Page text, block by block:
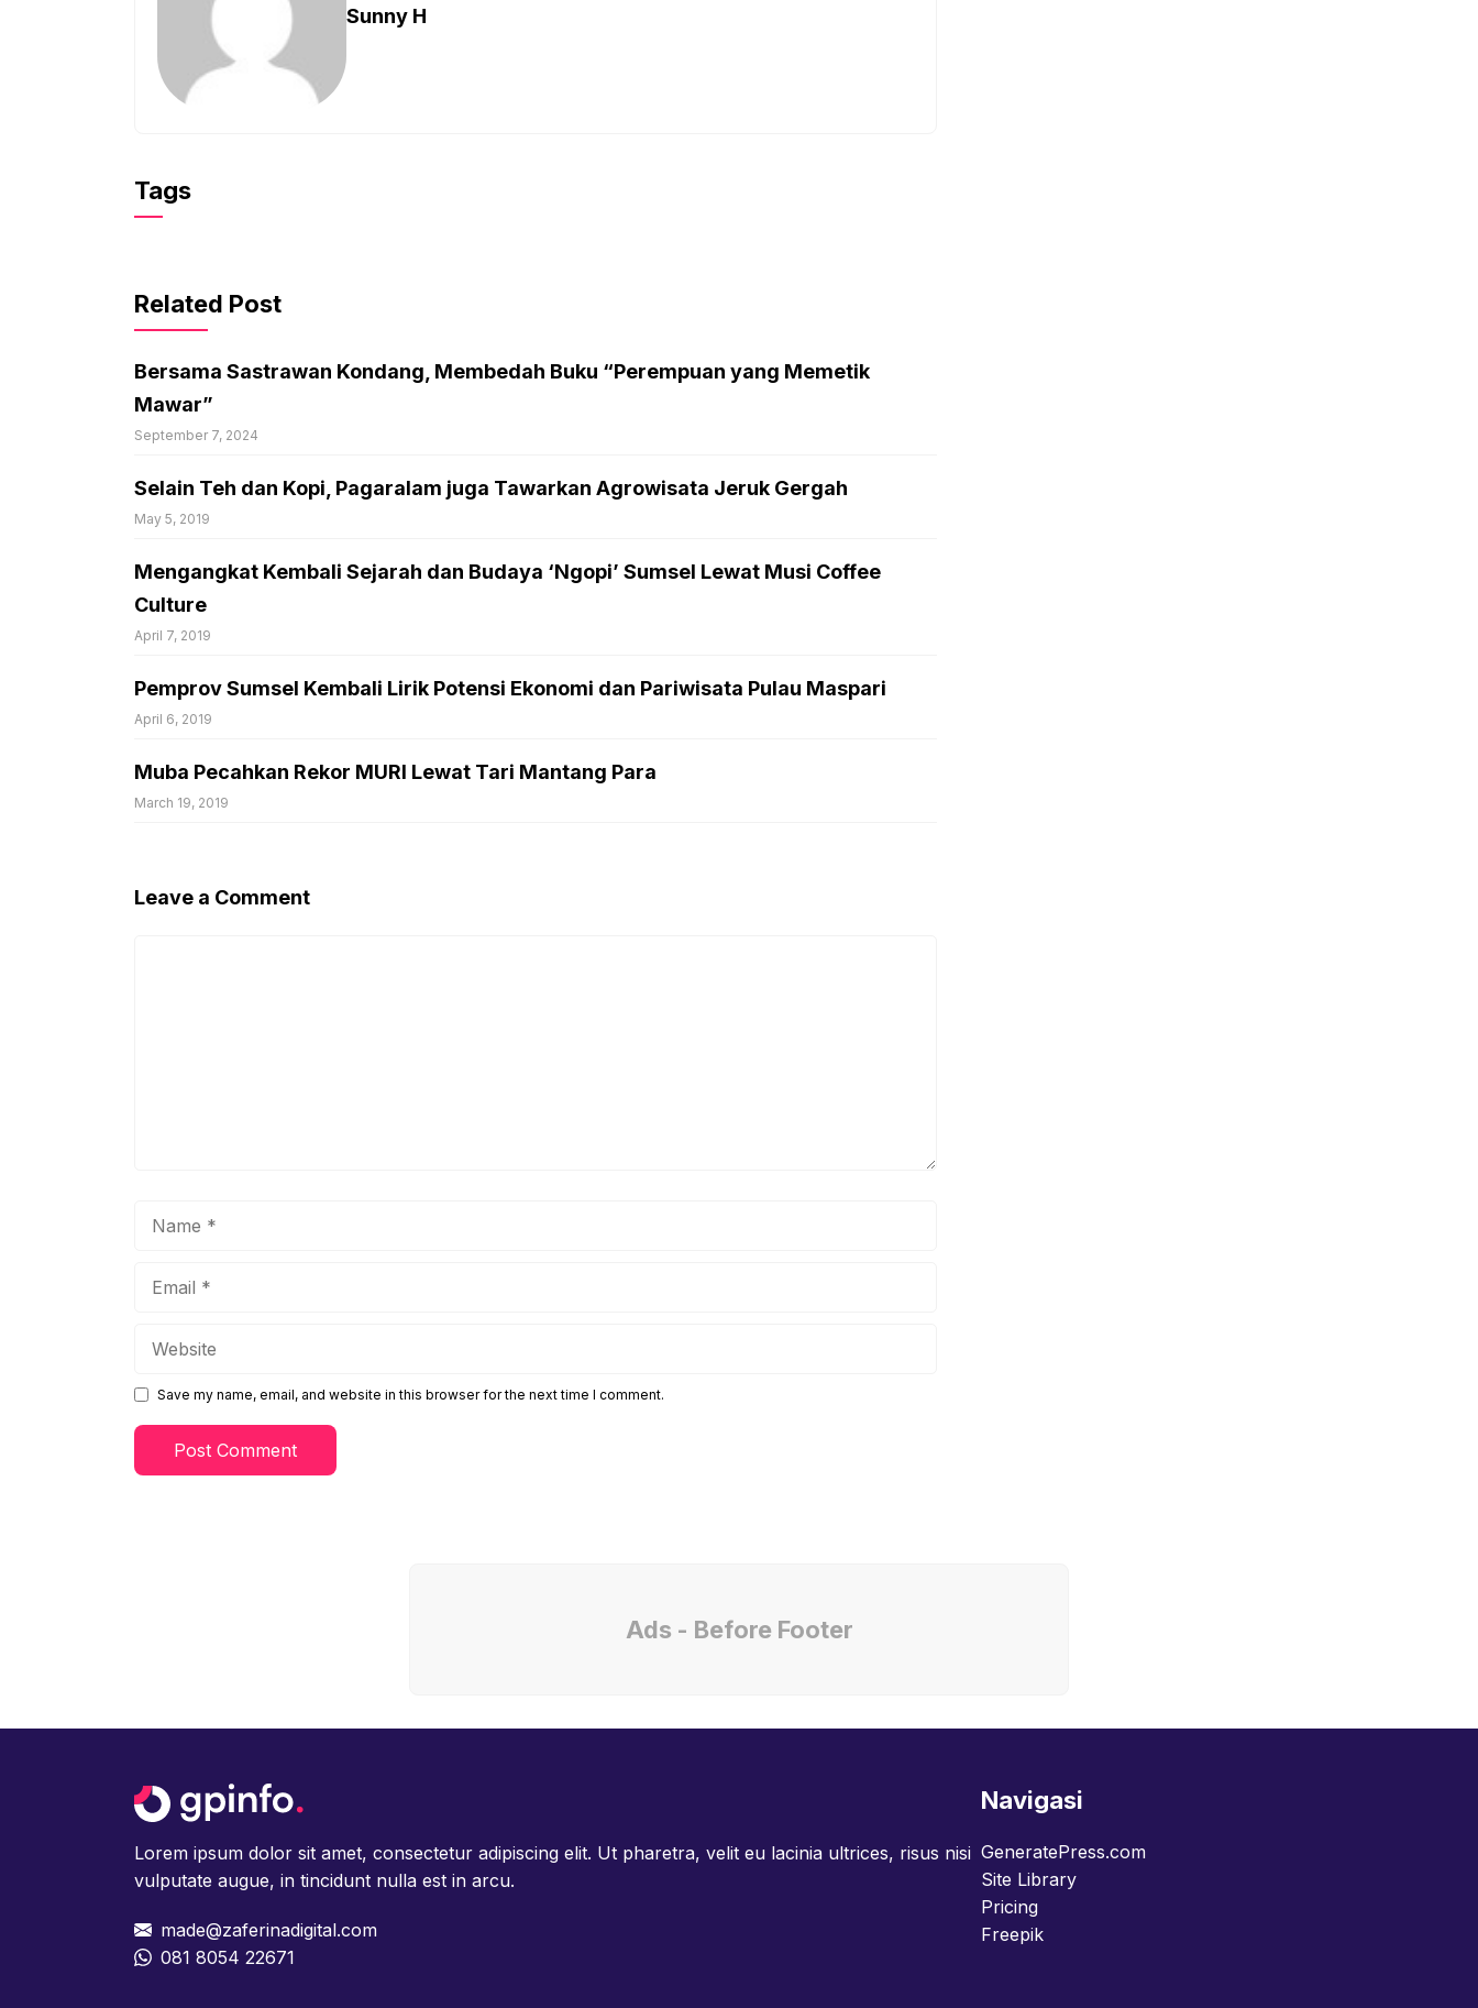
Sunny H
Tags
Related Post
Bersama Sastrawan Kondang, Membedah Buku “Perempuan yang Memetik
Mawar”
September 7, 2024
Selain Teh dan Kopi, Pagaralam juga Tawarkan Agrowisata Jeruk Gergah
May 5, 2019
Mengangkat Kembali Sejarah dan Budaya ‘Ngopi’ Sumsel Lewat Musi Coffee
Culture
April 7, 2019
Pemprov Sumsel Kembali Lirik Potensi Ekonomi dan Pariwisata Pulau Maspari
April 6, 2019
Muba Pecahkan Rekor MURI Lewat Tari Mantang Para
March 19, 2019
Leave a Comment
Save my name, email, and website in this browser for the next time I comment.
Ads - Before Footer
Lorem ipsum dolor sit amet, consectetur adipiscing elit. Ut pharetra, velit eu lacinia ultrices, risus nisi
vulputate augue, in tincidunt nulla est in arcu.
made@zaferinadigital.com
081 8054 22671
Navigasi
GeneratePress.com
Site Library
Pricing
Freepik